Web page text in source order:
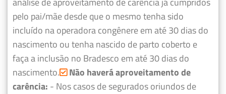
pelo pai/mãe desde que o mesmo tenha sido
incluído na operadora congênere em até 30 dias do
nascimento ou tenha nascido de parto coberto e
faça a inclusão no Bradesco em até 30 dias do
nascimento. Não haverá aproveitamento de
carência: - Nos casos de segurados oriundos de